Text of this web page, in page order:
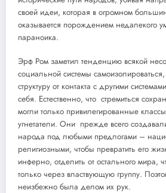
своей идеи, которая в огромном
оказывается порождением недалекого
параноика.
Эрф Ром заметил тенденцию всякой
социальной системы
структуру от контакта с другими
себя. Естественно, что стремиться
могли только привилегированные
угнетатели. Они прежде всего
народа под любыми предлогами –
религиозными, чтобы превратить его
инферно, отделить от остального
только через властвующую группу.
неизбежно была делом их рук.